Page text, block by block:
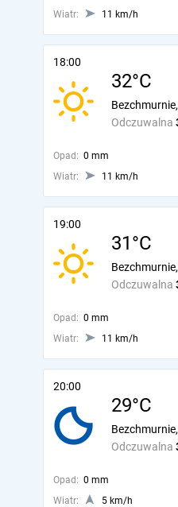
Wiatr:
11 km/h
18:00
32°C
Odczuwalna
Opad: 0 mm
Wiatr:
11 km/h
19:00
31°C
Odczuwalna
Opad: 0 mm
Wiatr:
11 km/h
20:00
29°C
Odczuwalna
Opad: 0 mm
Wiatr:
5 km/h